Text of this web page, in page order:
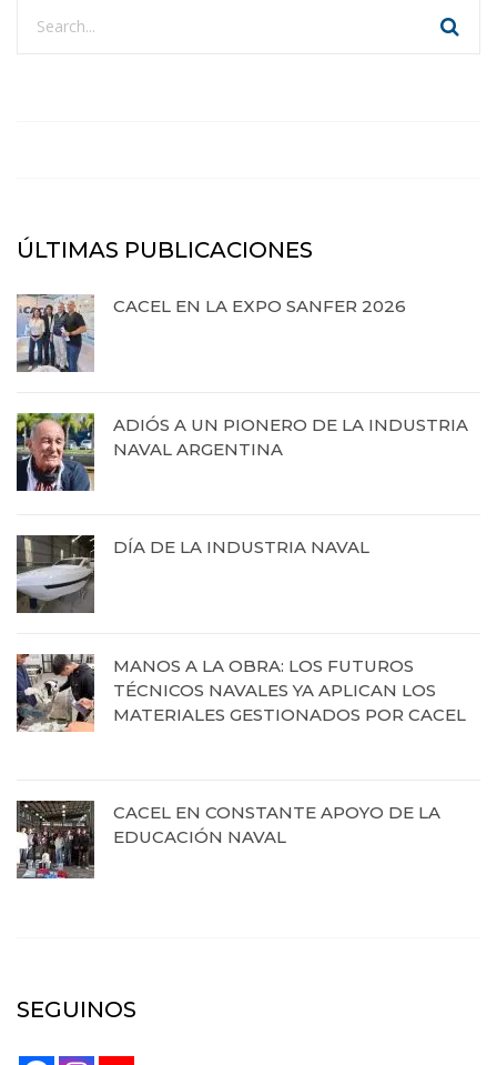
ÚLTIMAS PUBLICACIONES
CACEL EN LA EXPO SANFER 2026
ADIÓS A UN PIONERO DE LA INDUSTRIA
NAVAL ARGENTINA
DÍA DE LA INDUSTRIA NAVAL
MANOS A LA OBRA: LOS FUTUROS
TÉCNICOS NAVALES YA APLICAN LOS
MATERIALES GESTIONADOS POR CACEL
CACEL EN CONSTANTE APOYO DE LA
EDUCACIÓN NAVAL
SEGUINOS